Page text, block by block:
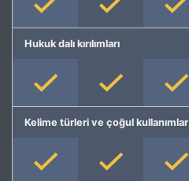
Hukuk dalı kırılımları
Kelime türleri ve çoğul kullanımlar